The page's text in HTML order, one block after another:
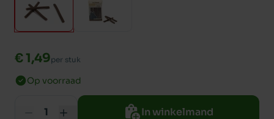
€ 1,49per stuk
Op voorraad
In winkelmand